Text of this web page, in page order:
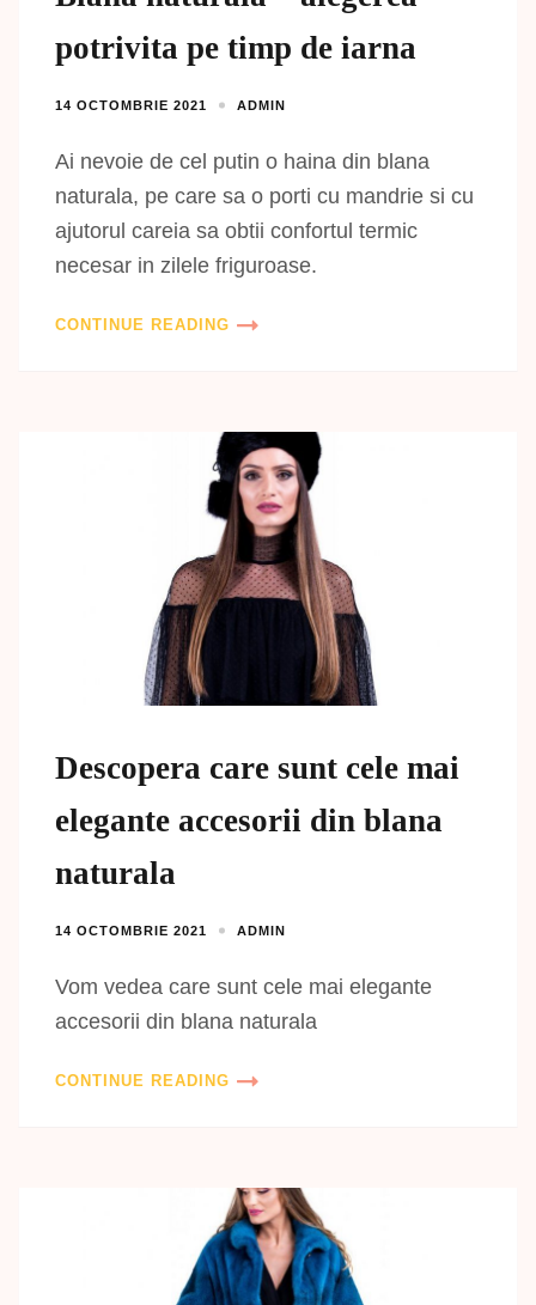
potrivita pe timp de iarna
14 OCTOMBRIE 2021 ADMIN
Ai nevoie de cel putin o haina din blana
naturala, pe care sa o porti cu mandrie si cu
ajutorul careia sa obtii confortul termic
necesar in zilele friguroase.
CONTINUE READING
Descopera care sunt cele mai
elegante accesorii din blana
naturala
14 OCTOMBRIE 2021 ADMIN
Vom vedea care sunt cele mai elegante
accesorii din blana naturala
CONTINUE READING